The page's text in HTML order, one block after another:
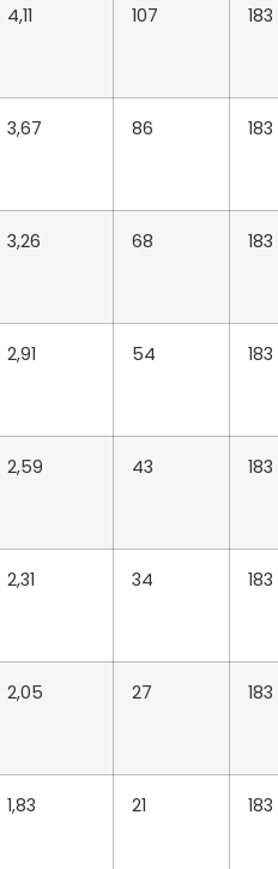
4,11 107 183
3,67 86 183
3,26 68 183
2,91 54 183
2,59 43 183
2,31 34 183
2,05 27 183
1,83 21 183